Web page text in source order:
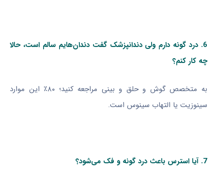
6. درد گونه دارم ولی دندانپزشک گفت دندان‌هایم سالم است، حالا
چه کار کنم؟
به متخصص گوش و حلق و بینی مراجعه کنید؛ ۸۰٪ این موارد
سینوزیت یا التهاب سینوس است.
7. آیا استرس باعث درد گونه و فک می‌شود؟